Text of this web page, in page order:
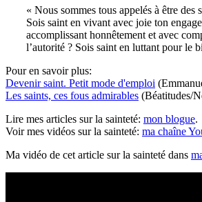
« Nous sommes tous appelés à être
Sois saint en vivant avec joie ton
accomplissant honnêtement et avec
l’autorité ? Sois saint en luttant pour le
Pour en savoir plus:
Devenir saint. Petit mode d'emploi
Les saints, ces fous admirables (Béatitudes/
Lire mes articles sur la sainteté: mon blogue.
Voir mes vidéos sur la sainteté: ma chaîne
Ma vidéo de cet article sur la sainteté dans